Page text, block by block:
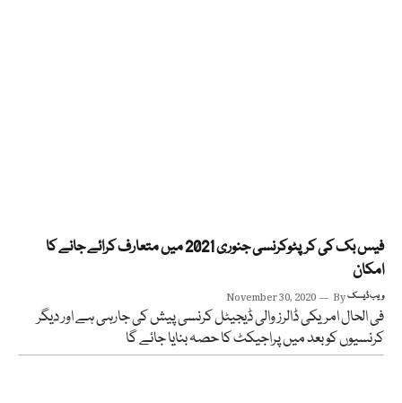
فیس بک کی کرپٹوکرنسی جنوری 2021 میں متعارف کرائے جانے کا
امکان
November 30, 2020 Byویب ڈیسک
فی الحال امریکی ڈالرز والی ڈیجیٹل کرنسی پیش کی جارہی ہے اور دیگر
کرنسیوں کو بعد میں پراجیکٹ کا حصہ بنایا جائے گا